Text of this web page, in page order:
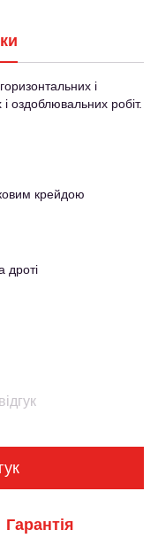
і
і оздоблювальних робіт.
крейдою
дроті
Гарантія